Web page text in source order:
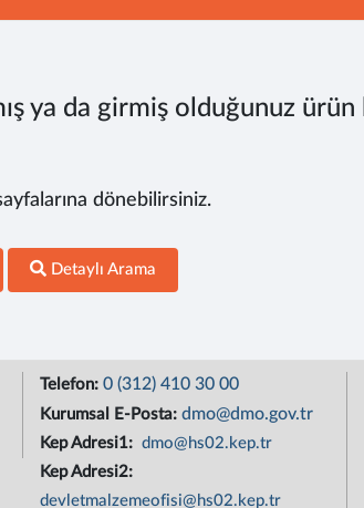
ya da girmiş olduğunuz
dönebilirsiniz.
Detaylı Arama
Telefon: 0 (312) 410 30 00
Kurumsal E-Posta: dmo@dmo.gov.tr
Kep Adresi1: dmo@hs02.kep.tr
Kep Adresi2:
devletmalzemeofisi@hs02.kep.tr